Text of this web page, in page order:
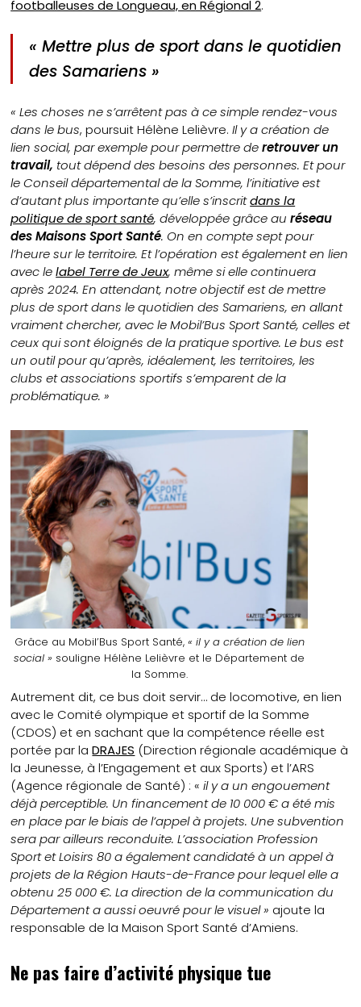
footballeuses de Longueau, en Régional 2.
« Mettre plus de sport dans le quotidien
des Samariens »
« Les choses ne s’arrêtent pas à ce simple rendez-vous
dans le bus, poursuit Hélène Lelièvre.Il y a création de
lien social, par exemple pour permettre deretrouver un
travail, tout dépend des besoins des personnes. Et pour
le Conseil départemental de la Somme, l’initiative est
d’autant plus importante qu’elle s’inscritdans la
politique de sport santé, développée grâce auréseau
des Maisons Sport Santé. On en compte sept pour
l’heure sur le territoire. Et l’opération est également en lien
avec lelabel Terre de Jeux, même si elle continuera
après 2024. En attendant, notre objectif est de mettre
plus de sport dans le quotidien des Samariens, en allant
vraiment chercher, avec le Mobil’Bus Sport Santé, celles et
ceux qui sont éloignés de la pratique sportive. Le bus est
un outil pour qu’après, idéalement, les territoires, les
clubs et associations sportifs s’emparent de la
problématique. »
Grâce au Mobil’Bus Sport Santé, « il y a création de lien
social » souligne Hélène Lelièvre et le Département de
la Somme.
Autrement dit, ce bus doit servir… de locomotive, en lien
avec le Comité olympique et sportif de la Somme
(CDOS) et en sachant que la compétence réelle est
portée par laDRAJES (Direction régionale académique à
la Jeunesse, à l’Engagement et aux Sports) et l’ARS
(Agence régionale de Santé) : «il y a un engouement
déjà perceptible. Un financement de 10 000 € a été mis
en place par le biais de l’appel à projets. Une subvention
sera par ailleurs reconduite. L’association Profession
Sport et Loisirs 80 a également candidaté à un appel à
projets de la Région Hauts-de-France pour lequel elle a
obtenu 25 000 €. La direction de la communication du
Département a aussi oeuvré pour le visuel » ajoute la
responsable de la Maison Sport Santé d’Amiens.
Ne pas faire d’activité physique tue